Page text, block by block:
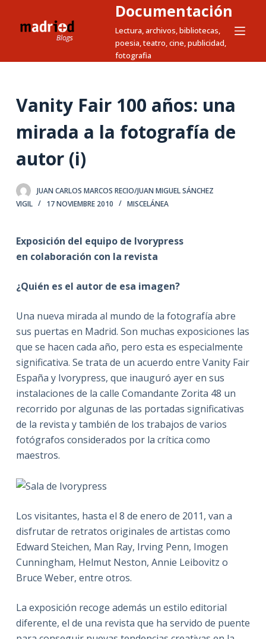
t
a
o
n
e
d
o
Documentación
Lectura, archivos, bibliotecas,
poesia, teatro, cine, publicidad,
fotografia
Vanity Fair 100 años: una
mirada a la fotografía de
autor (i)
JUAN CARLOS MARCOS RECIO/JUAN MIGUEL SÁNCHEZ
VIGIL
17 NOVIEMBRE 2010 MISCELÁNEA
Exposición del equipo de Ivorypress
en colaboración con la revista
¿Quién es el autor de esa imagen?
Una nueva mirada al mundo de la fotografía abre
sus puertas en Madrid. Son muchas exposiciones las
que se hacen cada año, pero esta es especialmente
significativa. Se trata de un acuerdo entre Vanity Fair
España y Ivorypress, que inauguró ayer en sus
instalaciones de la calle Comandante Zorita 48 un
recorrido por algunas de las portadas significativas
de la revista y también de los trabajos de varios
fotógrafos considerados por la crítica como
maestros.
Los visitantes, hasta el 8 de enero de 2011, van a
disfrutar de retratos originales de artistas como
Edward Steichen, Man Ray, Irving Penn, Imogen
Cunningham, Helmut Neston, Annie Leibovitz o
Bruce Weber, entre otros.
La exposición recoge además un estilo editorial
diferente, el de una revista que ha servido de puente